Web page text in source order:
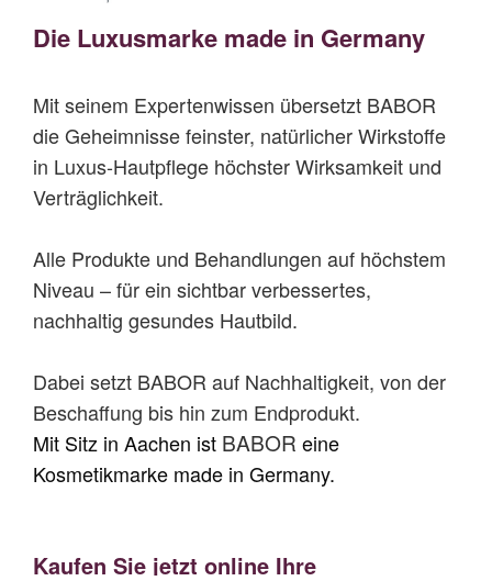
Die Luxusmarke made in Germany
Mit seinem Expertenwissen übersetzt BABOR
die Geheimnisse feinster, natürlicher Wirkstoffe
in Luxus-Hautpflege höchster Wirksamkeit und
Verträglichkeit.
Alle Produkte und Behandlungen auf höchstem
Niveau – für ein sichtbar verbessertes,
nachhaltig gesundes Hautbild.
Dabei setzt BABOR auf Nachhaltigkeit, von der
Beschaffung bis hin zum Endprodukt.
Mit Sitz in Aachen ist BABOR eine
Kosmetikmarke made in Germany.
Kaufen Sie jetzt online Ihre